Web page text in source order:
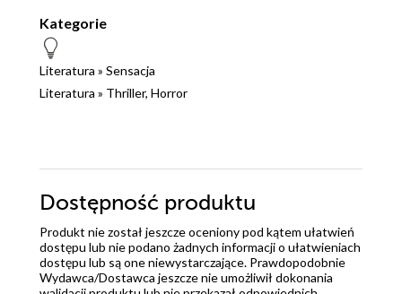
Kategorie
Literatura » Sensacja
Literatura » Thriller, Horror
Dostępność produktu
Produkt nie został jeszcze oceniony pod kątem ułatwień
dostępu lub nie podano żadnych informacji o ułatwieniach
dostępu lub są one niewystarczające. Prawdopodobnie
Wydawca/Dostawca jeszcze nie umożliwił dokonania